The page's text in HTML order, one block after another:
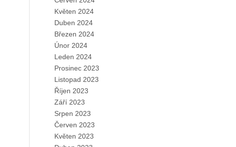
Květen 2024
Duben 2024
Březen 2024
Únor 2024
Leden 2024
Prosinec 2023
Listopad 2023
Říjen 2023
Září 2023
Srpen 2023
Červen 2023
Květen 2023